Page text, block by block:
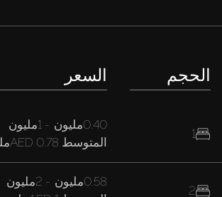
الحجم
1
2
السعر
0.40مليون -
المتوسط
0.58مليون -